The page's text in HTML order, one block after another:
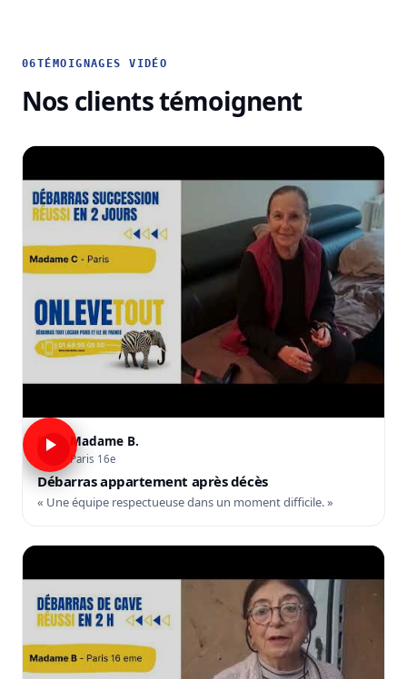
06TÉMOIGNAGES VIDÉO
Nos clients témoignent
Madame B.
Paris 16e
Débarras appartement après décès
« Une équipe respectueuse dans un moment difficile. »